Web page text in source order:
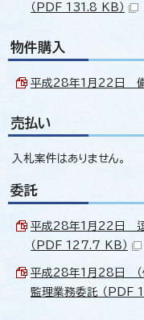
（PDF 131.8 KB）
物件購入
平成28年1月22日 備
売払い
入札案件はありません。
委託
平成28年1月22日 逗
（PDF 127.7 KB）
平成28年1月28日 （
監理業務委託 （PDF